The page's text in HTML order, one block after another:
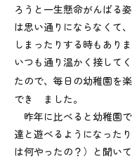
ろうと一生懸命がんばる
は思い通りにならなくて
しまったりする時もあり
いつも通り温かく接して
たので、毎日の幼稚園を
でき ました。
昨年に比べると幼稚園
達と遊べるようになった
は何やったの？）と聞い